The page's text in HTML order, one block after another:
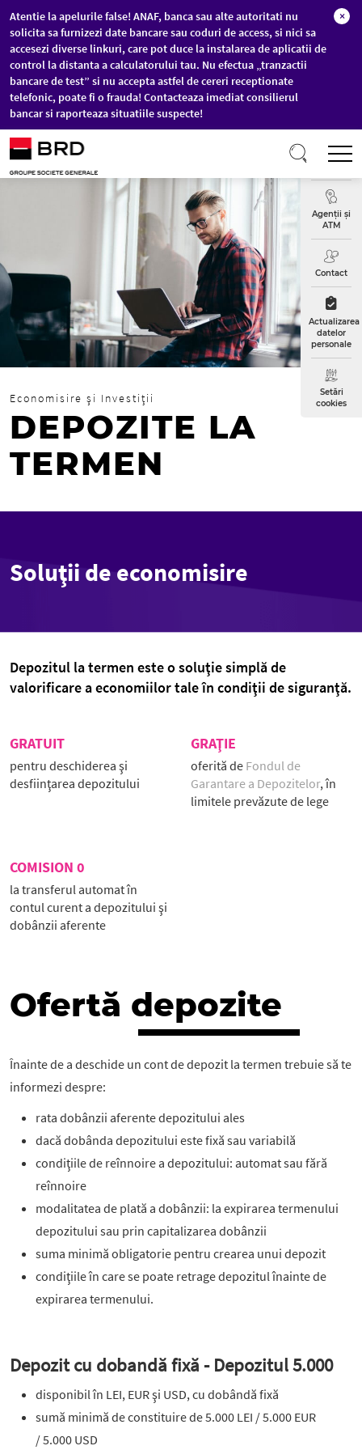
Sari la conținutul principal
Atentie la apelurile false! ANAF, banca sau alte autoritati nu
solicita sa furnizezi date bancare sau coduri de access, si nici sa
accesezi diverse linkuri, care pot duce la instalarea de aplicatii de
control la distanta a calculatorului tau. Nu efectua „tranzactii
bancare de test” si nu accepta astfel de cereri receptionate
telefonic, poate fi o frauda! Contacteaza imediat consilierul
bancar si raporteaza situatiile suspecte!
×
Curs
Agenții și
ATM
Contact
Actualizarea
datelor
personale
Setări
cookies
Economisire şi Investiţii
DEPOZITE LA
TERMEN
Soluţii de economisire
Depozitul la termen este o soluţie simplă de
valorificare a economiilor tale în condiţii de siguranţă.
GRATUIT
pentru deschiderea şi
desfiinţarea depozitului
GRAŢIE
oferită de Fondul de
Garantare a Depozitelor, în
limitele prevăzute de lege
COMISION 0
la transferul automat în
contul curent a depozitului şi
dobânzii aferente
Ofertă depozite
Înainte de a deschide un cont de depozit la termen trebuie să te
informezi despre:
rata dobânzii aferente depozitului ales
dacă dobânda depozitului este fixă sau variabilă
condiţiile de reînnoire a depozitului: automat sau fără
reînnoire
modalitatea de plată a dobânzii: la expirarea termenului
depozitului sau prin capitalizarea dobânzii
suma minimă obligatorie pentru crearea unui depozit
condiţiile în care se poate retrage depozitul înainte de
expirarea termenului.
Depozit cu dobandă fixă - Depozitul 5.000
disponibil în LEI, EUR şi USD, cu dobândă fixă
sumă minimă de constituire de 5.000 LEI / 5.000 EUR
/ 5.000 USD